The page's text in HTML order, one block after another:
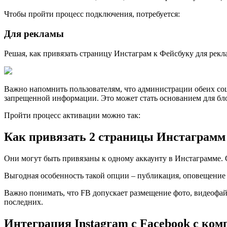
Чтобы пройти процесс подключения, потребуется:
Для рекламы
Решая, как привязать страницу Инстаграм к Фейсбуку для
Важно напомнить пользователям, что администрации обеих
запрещенной информации. Это может стать основанием для
Пройти процесс активации можно так:
Как привязать 2 страницы
Они могут быть привязаны к одному аккаунту в Инстаграмме.
Выгодная особенность такой опции – публикация,
Важно понимать, что FB допускает размещение фото,
последних.
Интеграция Instagram с Facebook с